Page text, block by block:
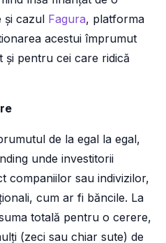
și cazul Fagura, platforma
acestui împrumut
și pentru cei care ridică
de la egal la egal,
unde investitorii
companiilor sau indivizilor,
cum ar fi băncile. La
totală pentru o cerere,
(zeci sau chiar sute) de